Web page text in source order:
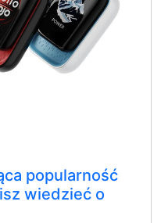
popularność
wiedzieć o